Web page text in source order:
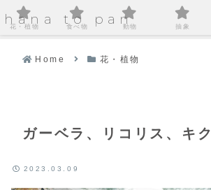
hana to pan
Home 花・植物
ガーベラ、リコリス、キク
2023.03.09
花・植物 食べ物 動物 抽象